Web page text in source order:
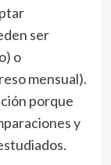
ser
o
mensual).
porque
y